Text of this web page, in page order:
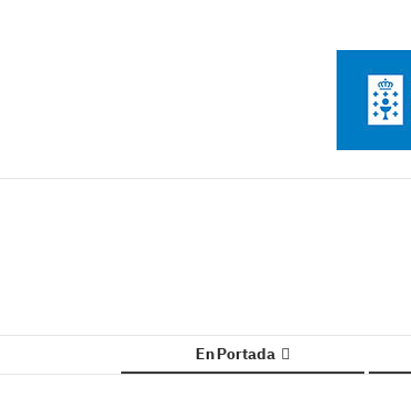
En Portada